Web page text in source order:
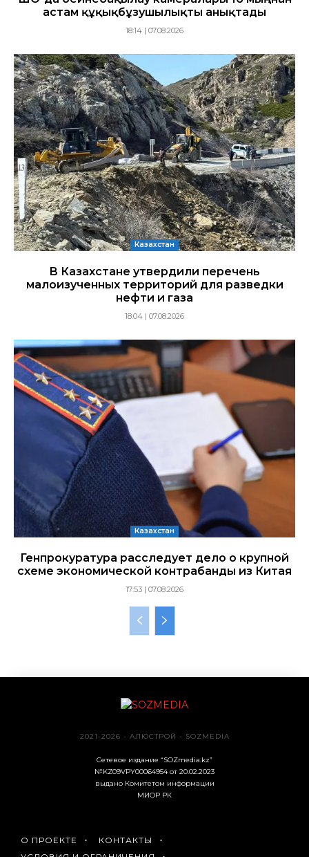
астам құқықбұзушылықты анықтады
18:14 | 07.08.2026
Казахстан
В Казахстане утвердили перечень
малоизученных территорий для разведки
нефти и газа
18:04 | 07.08.2026
Казахстан
Генпрокуратура расследует дело о крупной
схеме экономической контрабанды из Китая
17:53 | 07.08.2026
2021-2026 - АЛЮСТРОЙ - SOZMEDIA
Сетевое издание “SOZmedia.kz”
№KZ09VPY00064954 от 20.02.2023
выдано Комитетом информации
МИОР РК
О ПРОЕКТЕ
КОНТАКТЫ